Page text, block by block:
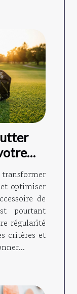
optimiser
de
pourtant
régularité
critères et